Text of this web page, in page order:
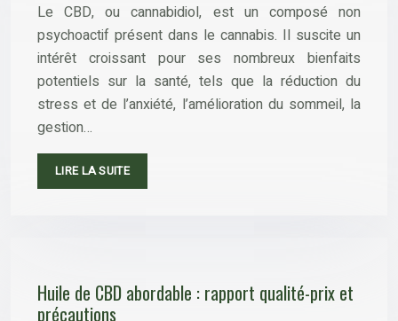
Le CBD, ou cannabidiol, est un composé non
psychoactif présent dans le cannabis. Il suscite un
intérêt croissant pour ses nombreux bienfaits
potentiels sur la santé, tels que la réduction du
stress et de l’anxiété, l’amélioration du sommeil, la
gestion…
LIRE LA SUITE
Huile de CBD abordable : rapport qualité-prix et
précautions